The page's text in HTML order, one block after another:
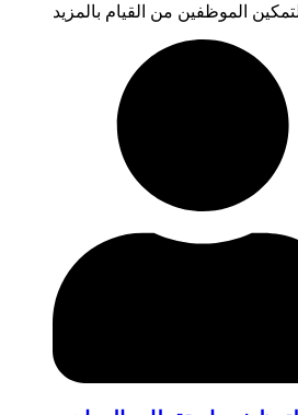
الموظفين من القيام بالمزيد